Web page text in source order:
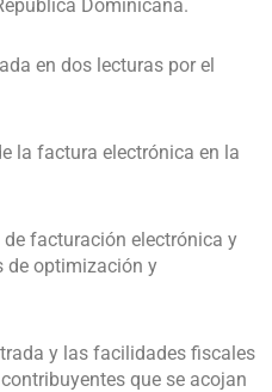
Dominicana.
en dos lecturas por el
la factura electrónica en la
facturación electrónica y
de optimización y
y las facilidades fiscales
que se acojan